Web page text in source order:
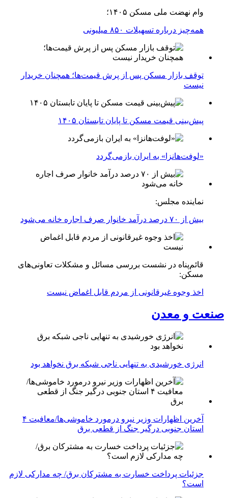
وام نهضت ملی مسکن ۱۴۰۵؛
همه‌چیز درباره تسهیلات ۸۵۰ میلیونی
توقف بازار مسکن پس از پرش قیمت‌ها؛ همچنان خریدار
نیست
پیش‌بینی قیمت مسکن تا پایان تابستان ۱۴۰۵
«لوفت‌هانزا» به ایران بازمی‌گردد
نماینده مجلس:
بیش از ۷۰ درصد درآمد خانوار صرف اجاره خانه می‌شود
قائم‌پناه در نشست بررسی مسائل و مشکلات تعاونی‌های
مسکن:
اخذ وجوه غیرقانونی از مردم قابل اغماض نیست
صنعت و معدن
انرژی خورشیدی به تنهایی ناجی شبکه برق نخواهد بود
آخرین اظهارات وزیر نیرو درمورد خاموشی‌ها/معافیت ۴
استان جنوبی درگیر جنگ از قطعی برق
جزئیات پرداخت خسارت به مشترکان برق/ چه مدارکی لازم
است؟